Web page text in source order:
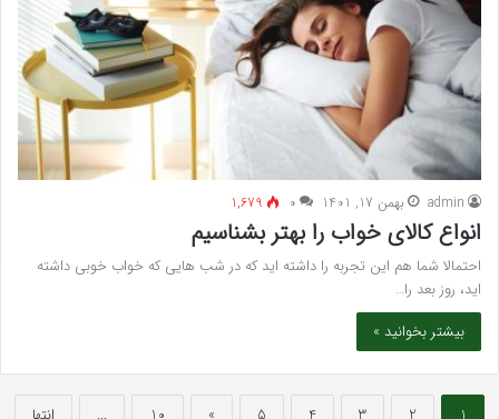
admin بهمن 17, 1401 ۰ 1,679
انواع کالای خواب را بهتر بشناسیم
احتمالا شما هم این تجربه را داشته اید که در شب هایی که خواب خوبی داشته
اید، روز بعد را…
بیشتر بخوانید »